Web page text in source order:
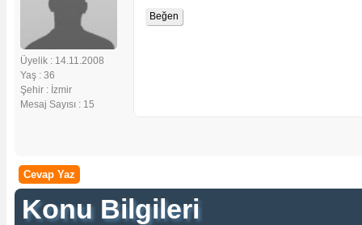
Üyelik : 14.11.2008
Yaş : 36
Şehir : İzmir
Mesaj Sayısı : 15
Cevap Yaz
Konu Bilgileri